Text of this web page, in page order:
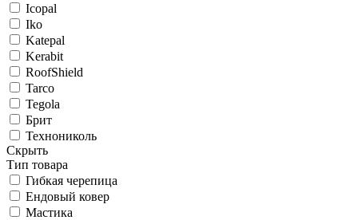
Icopal
Iko
Katepal
Kerabit
RoofShield
Tarco
Tegola
Брит
Технониколь
Скрыть
Тип товара
Гибкая черепица
Ендовый ковер
Мастика